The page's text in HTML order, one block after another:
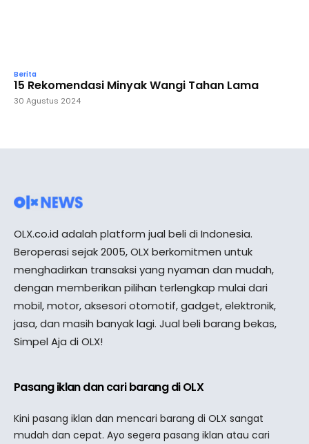
Berita
15 Rekomendasi Minyak Wangi Tahan Lama
30 Agustus 2024
OLX.co.id adalah platform jual beli di Indonesia.
Beroperasi sejak 2005, OLX berkomitmen untuk
menghadirkan transaksi yang nyaman dan mudah,
dengan memberikan pilihan terlengkap mulai dari
mobil, motor, aksesori otomotif, gadget, elektronik,
jasa, dan masih banyak lagi. Jual beli barang bekas,
Simpel Aja di OLX!
Pasang iklan dan cari barang di OLX
Kini pasang iklan dan mencari barang di OLX sangat
mudah dan cepat. Ayo segera pasang iklan atau cari